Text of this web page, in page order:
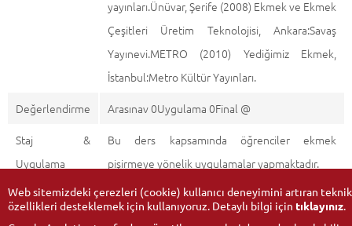
yayınları.Ünüvar, Şerife (2008) Ekmek ve Ekmek
Çeşitleri Üretim Teknolojisi, Ankara:Savaş
Yayınevi.METRO (2010) Yediğimiz Ekmek,
İstanbul:Metro Kültür Yayınları.
Değerlendirme
Arasınav 0Uygulama 0Final @
Staj &
Uygulama
Bu ders kapsamında öğrenciler ekmek
pişirmeye yönelik uygulamalar yapmaktadır.
Web sitemizdeki çerezleri (cookie) kullanıcı deneyimini artıran teknik
özellikleri desteklemek için kullanıyoruz. Detaylı bilgi için tıklayınız.